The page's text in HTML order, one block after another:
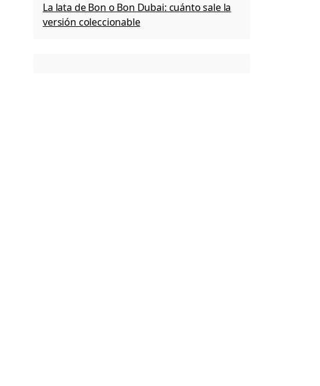
La lata de Bon o Bon Dubai: cuánto sale la
versión coleccionable